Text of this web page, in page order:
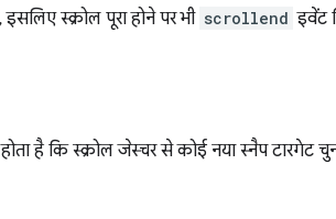
स्क्रोल पूरा होने पर भी scrollend इवेंट
है कि स्क्रोल जेस्चर से कोई नया स्नैप टारगेट